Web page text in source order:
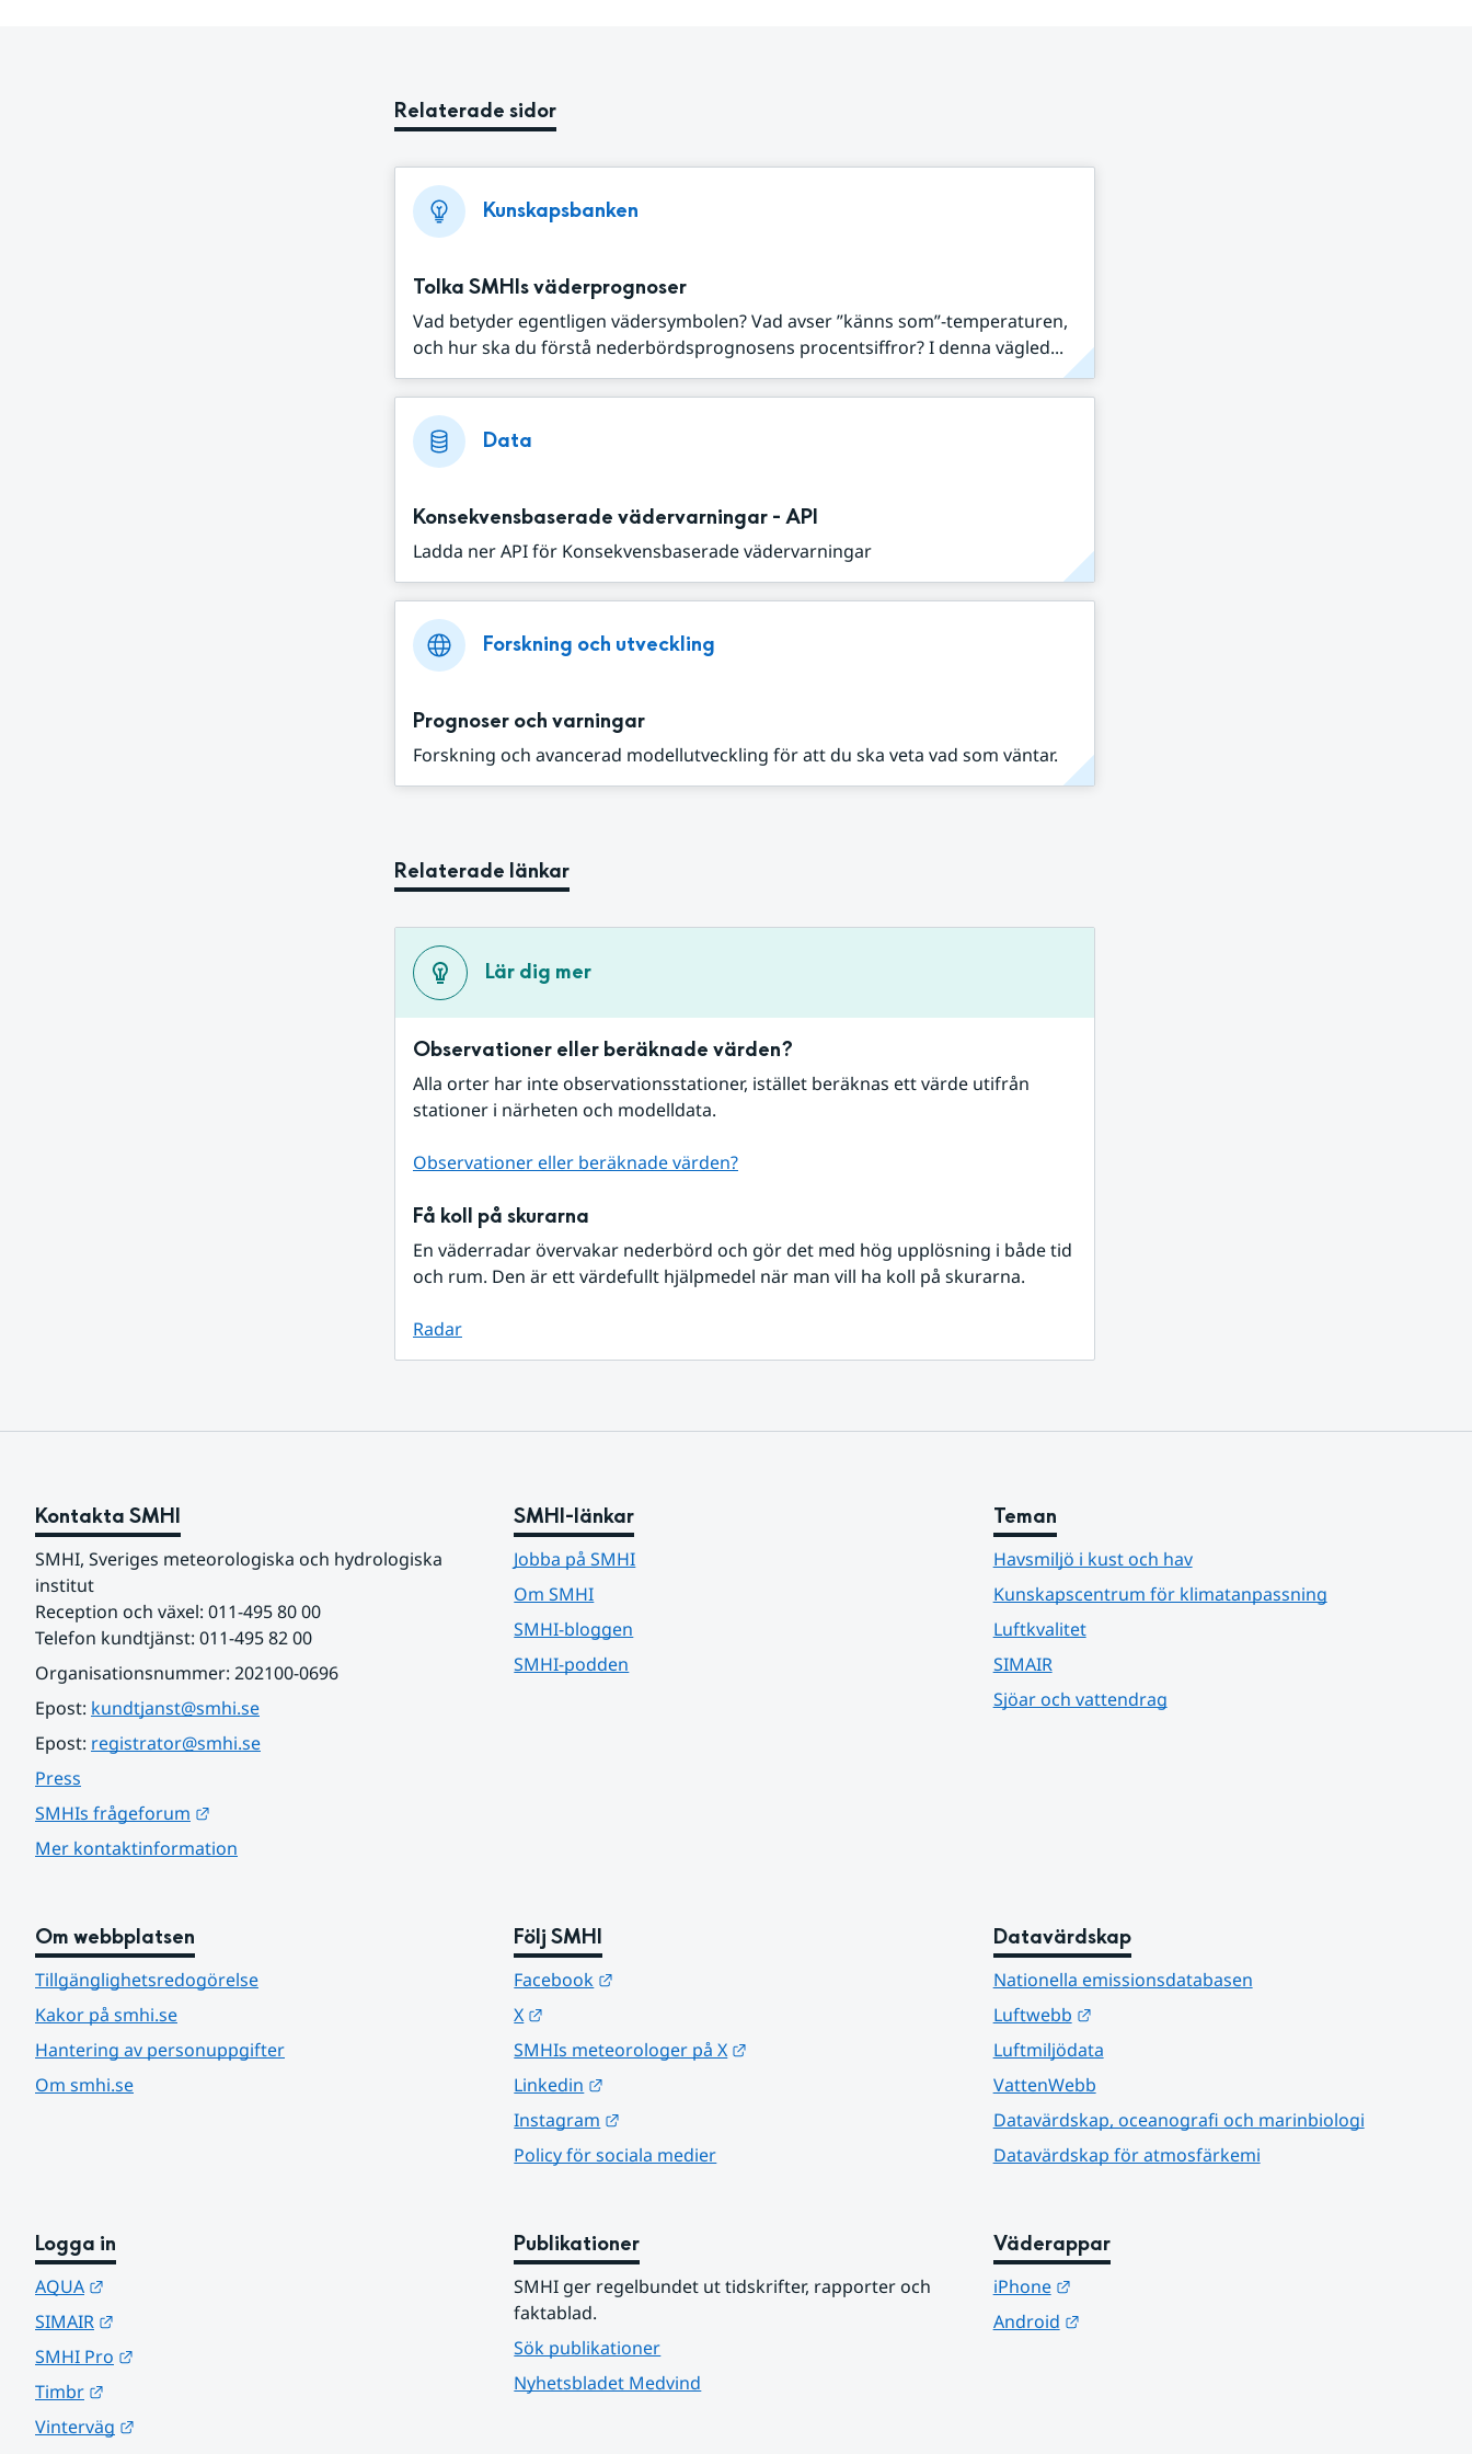
Relaterade sidor
Kunskapsbanken
Tolka SMHIs väderprognoser
Vad betyder egentligen vädersymbolen? Vad avser ”känns som”-temperaturen,
och hur ska du förstå nederbördsprognosens procentsiffror? I denna vägled...
Data
Konsekvensbaserade vädervarningar - API
Ladda ner API för Konsekvensbaserade vädervarningar
Forskning och utveckling
Prognoser och varningar
Forskning och avancerad modellutveckling för att du ska veta vad som väntar.
Relaterade länkar
Lär dig mer
Observationer eller beräknade värden?
Alla orter har inte observationsstationer, istället beräknas ett värde utifrån
stationer i närheten och modelldata.
Observationer eller beräknade värden?
Få koll på skurarna
En väderradar övervakar nederbörd och gör det med hög upplösning i både tid
och rum. Den är ett värdefullt hjälpmedel när man vill ha koll på skurarna.
Radar
Kontakta SMHI
SMHI, Sveriges meteorologiska och hydrologiska
institut
Reception och växel: 011-495 80 00
Telefon kundtjänst: 011-495 82 00
Organisationsnummer: 202100-0696
Epost: kundtjanst@smhi.se
Epost: registrator@smhi.se
Press
SMHIs frågeforum
Mer kontaktinformation
SMHI-länkar
Jobba på SMHI
Om SMHI
SMHI-bloggen
SMHI-podden
Teman
Havsmiljö i kust och hav
Kunskapscentrum för klimatanpassning
Luftkvalitet
SIMAIR
Sjöar och vattendrag
Om webbplatsen
Tillgänglighetsredogörelse
Kakor på smhi.se
Hantering av personuppgifter
Om smhi.se
Följ SMHI
Facebook
X
SMHIs meteorologer på X
Linkedin
Instagram
Policy för sociala medier
Datavärdskap
Nationella emissionsdatabasen
Luftwebb
Länk till annan webbplats.
Luftmiljödata
VattenWebb
Datavärdskap, oceanografi och marinbiologi
Datavärdskap för atmosfärkemi
Logga in
AQUA
SIMAIR
SMHI Pro
Timbr
Vinterväg
Publikationer
SMHI ger regelbundet ut tidskrifter, rapporter och
faktablad.
Sök publikationer
Nyhetsbladet Medvind
Väderappar
iPhone
Länk till annan webbplats.
Android
Länk till annan webbplats.